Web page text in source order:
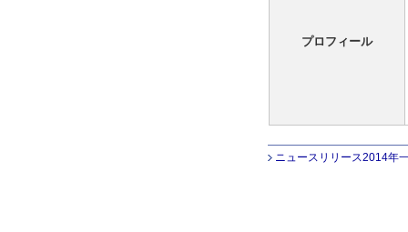
プロフィール
ニュースリリース2014年